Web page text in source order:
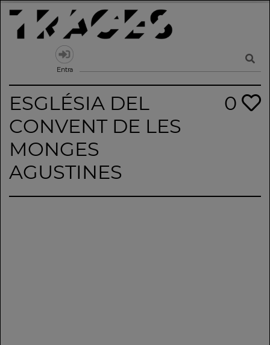
Skip
content
Un mapa de la memòria obert a tothom
Entra
ESGLÉSIA DEL
CONVENT DE LES
MONGES
AGUSTINES
0